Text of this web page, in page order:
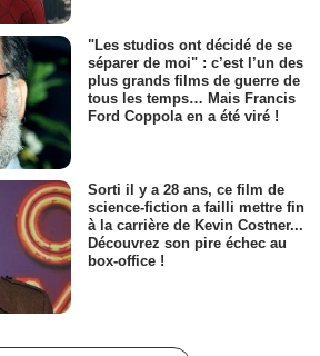
"Les studios ont décidé de se
séparer de moi" : c’est l’un des
plus grands films de guerre de
tous les temps… Mais Francis
Ford Coppola en a été viré !
Sorti il y a 28 ans, ce film de
science-fiction a failli mettre fin
à la carrière de Kevin Costner...
Découvrez son pire échec au
box-office !